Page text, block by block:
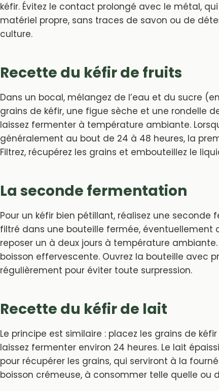
kéfir. Évitez le contact prolongé avec le métal,
matériel propre, sans traces de savon ou de
culture.
Recette du kéfir de fruits
Dans un bocal, mélangez de l’eau et du sucre
grains de kéfir, une figue sèche et une rondelle
laissez fermenter à température ambiante.
généralement au bout de 24 à 48 heures, la
Filtrez, récupérez les grains et embouteillez le
La seconde fermentation
Pour un kéfir bien pétillant, réalisez une seconde
filtré dans une bouteille fermée, éventuellement
reposer un à deux jours à température
boisson effervescente. Ouvrez la bouteille avec
régulièrement pour éviter toute surpression.
Recette du kéfir de lait
Le principe est similaire : placez les grains de
laissez fermenter environ 24 heures. Le lait
pour récupérer les grains, qui serviront à la
boisson crémeuse, à consommer telle quelle ou